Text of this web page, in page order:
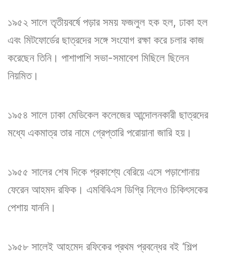
১৯৫২ সালে তৃতীয়বর্ষে পড়ার সময় ফজলুল হক হল, ঢাকা হল
এবং মিটফোর্ডের ছাত্রদের সঙ্গে সংযোগ রক্ষা করে চলার কাজ
করেছেন তিনি। পাশাপাশি সভা-সমাবেশ মিছিলে ছিলেন
নিয়মিত।
১৯৫৪ সালে ঢাকা মেডিকেল কলেজের আন্দোলনকারী ছাত্রদের
মধ্যে একমাত্র তার নামে গ্রেপ্তারি পরোয়ানা জারি হয়।
১৯৫৫ সালের শেষ দিকে প্রকাশ্যে বেরিয়ে এসে পড়াশোনায়
ফেরেন আহমদ রফিক। এমবিবিএস ডিগ্রি নিলেও চিকিৎসকের
পেশায় যাননি।
১৯৫৮ সালেই আহমেদ রফিকের প্রথম প্রবন্ধের বই ‘শিল্প